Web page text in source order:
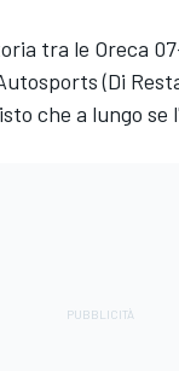
tra le Oreca
(Di
che a lungo se